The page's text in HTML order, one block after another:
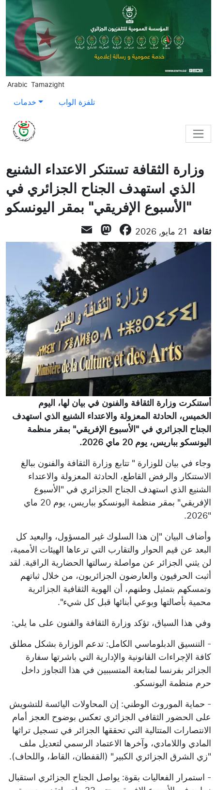
Skip to main content
Arabic Tamazight
خدمات تلفزة الواب
وزارة الثقافة تستنكر الاعتداء الشنيع
الذي استهدف الجناح الجزائري في
"الأسبوع الإفريقي" بمقر اليونسكو
ثقافة 21 مايو, 2026 Facebook
Mastodon
أستنكرت وزارة الثقافة والفنون في بيان لها، اليوم
الخميس، الحادثة المعزولة والاعتداء الشنيع الذي استهدف
الجناح الجزائري في "الأسبوع الإفريقي" بمقر منظمة
اليونسكو بباريس، يوم 20 ماي 2026.
وجاء في بيان للوزارة " تتابع وزارة الثقافة والفنون ببالغ
الاستنكار والرفض القاطع، الحادثة المعزولة والاعتداء
الشنيع الذي استهدف الجناح الجزائري في "الأسبوع
الإفريقي" بمقر منظمة اليونسكو بباريس، يوم 20 ماي
"2026.
وأضاف البيان "إن هذا السلوك غير المسؤول، والبعيد كل
البعد عن قيم الحوار والتقارب التي ترعاها الهيئات الأممية،
لن يثني الجزائر عن مواصلة رسالتها الحضارية الراقية. لقد
أثبت الحرفيون والعارضون الجزائريون، من خلال ثباتهم
وتمسكهم بتمثيل وطنهم، أن الهوية الثقافية الجزائرية
محمية بأصالتها وبوعي أبنائها قبل كل شيء".
وفي هذا السياق، تؤكد وزارة الثقافة والفنون على ما يلي:
- التنسيق الدبلوماسي الكامل: تدعم الوزارة بشكل مطلق
كافة الإجراءات القانونية والإدارية التي باشرتها سفارة
الجزائر بفرنسا لمتابعة المتسببين في هذا التجاوز داخل
حرم منظمة اليونسكو.
- حماية الموروث الوطني: إن المحاولات اليائسة للتشويش
على الحضور الثقافي الجزائري تعكس بوضوح العجز أمام
الانتصارات المتتالية التي تحققها الجزائر في تسجيل تراثها
المادي واللامادي، وآخرها الاعتماد الرسمي لتعديل ملف
"زي الشرق الجزائري الكبير" (القفطان، القاط، واللحاف).
- استمرار الفعاليات بقوة: يواصل الجناح الجزائري استقبال